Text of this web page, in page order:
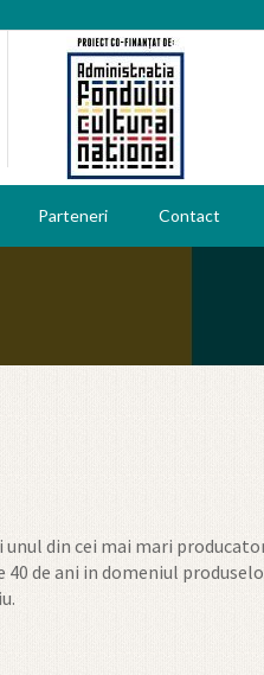
Parteneri Contact
din cei mai mari
40 de ani in domeniul